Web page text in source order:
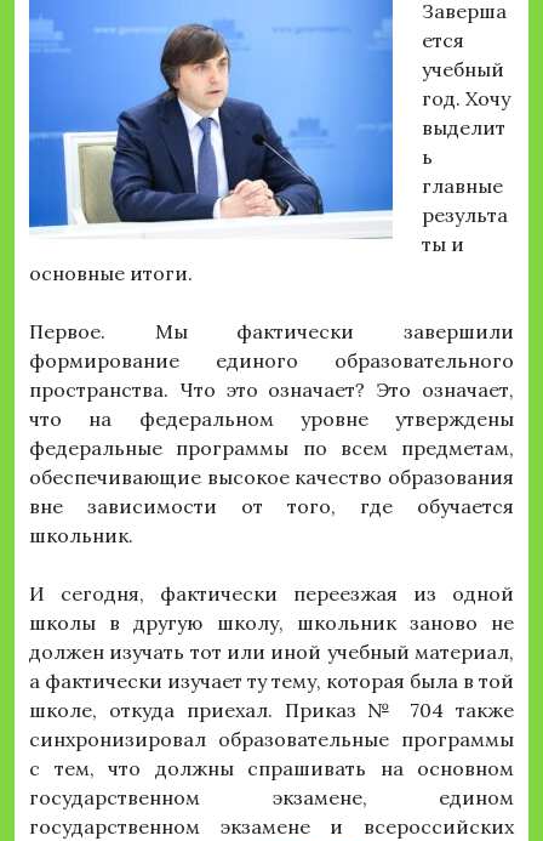
Заверша
ется
учебный
год. Хочу
выделит
ь
главные
результа
ты и
основные итоги.
Первое. Мы фактически завершили
формирование единого образовательного
пространства. Что это означает? Это означает,
что на федеральном уровне утверждены
федеральные программы по всем предметам,
обеспечивающие высокое качество образования
вне зависимости от того, где обучается
школьник.
И сегодня, фактически переезжая из одной
школы в другую школу, школьник заново не
должен изучать тот или иной учебный материал,
а фактически изучает ту тему, которая была в той
школе, откуда приехал. Приказ № 704 также
синхронизировал образовательные программы
с тем, что должны спрашивать на основном
государственном экзамене, едином
государственном экзамене и всероссийских